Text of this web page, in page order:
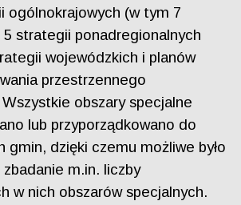
ogólnokrajowych (w tym 7
5 strategii ponadregionalnych
wojewódzkich i planów
przestrzennego
obszary specjalne
lub przyporządkowano do
gmin, dzięki czemu możliwe było
zbadanie m.in. liczby
w nich obszarów specjalnych.